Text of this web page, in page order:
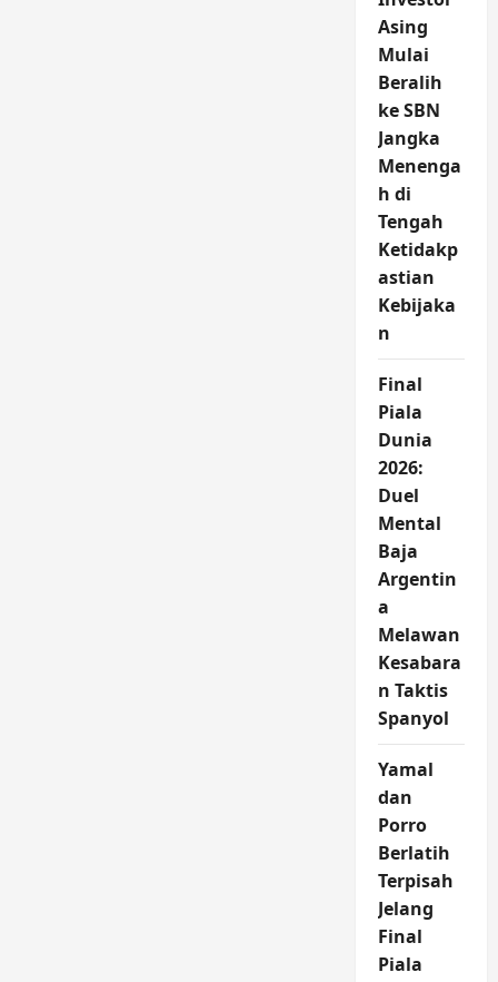
Asing
Mulai
Beralih
ke SBN
Jangka
Menenga
h di
Tengah
Ketidakp
astian
Kebijaka
n
Final
Piala
Dunia
2026:
Duel
Mental
Baja
Argentin
a
Melawan
Kesabara
n Taktis
Spanyol
Yamal
dan
Porro
Berlatih
Terpisah
Jelang
Final
Piala